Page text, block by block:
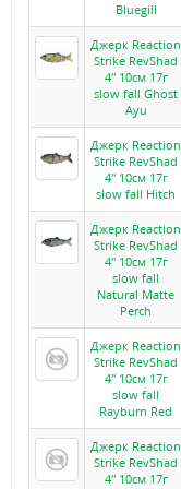
Bluegill
Джерк Reaction
Strike RevShad
4" 10см 17г
slow fall Ghost
Ayu
Джерк Reaction
Strike RevShad
4" 10см 17г
slow fall Hitch
Джерк Reaction
Strike RevShad
4" 10см 17г
slow fall
Natural Matte
Perch
Джерк Reaction
Strike RevShad
4" 10см 17г
slow fall
Rayburn Red
Джерк Reaction
Strike RevShad
4" 10см 17г